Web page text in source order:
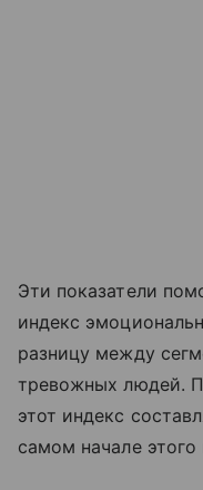
Эти показатели
индекс
разницу между
тревожных людей.
этот индекс
самом начале этого